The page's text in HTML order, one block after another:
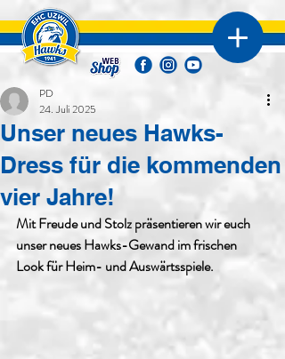
Unser neues Hawks-
Dress für die kommenden
vier Jahre!
PD
24. Juli 2025
Mit Freude und Stolz präsentieren wir euch
unser neues Hawks-Gewand im frischen
Look für Heim- und Auswärtsspiele.